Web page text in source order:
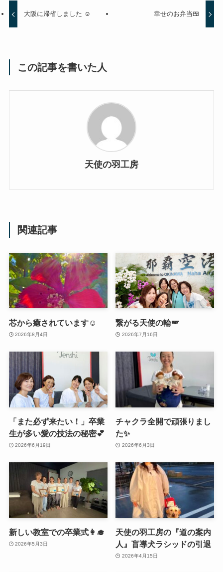
大阪に帰省しました ☺️ 幸せのお弁当🍱
この記事を書いた人
天使の羽工房
関連記事
芯から癒されています☺️
2026年8月4日
繋がる天使の輪🪽
2026年7月16日
「また必ず来たい！」卒業
生が多い愛の技法の秘密💕
2026年6月19日
チャクラ全開で頑張りまし
た✨
2026年6月3日
新しい教室での卒業式👩‍🎓
2026年5月3日
天使の羽工房の『道の案内
人』盲導犬ラシッドの引退
2026年4月15日